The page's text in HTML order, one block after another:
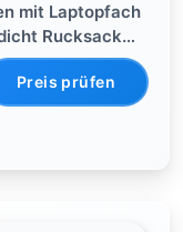
mit Laptopfach
Rucksack
Preis prüfen